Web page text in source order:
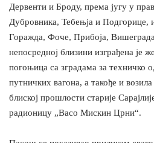
Дервенти и Броду, према југу у
Дубровника, Тебењја и Подгорице,
Горажда, Фоче, Прибоја, Вишеграда
непосредној близини изграђена је
погоњица са зградама за техничко
путничких вагона, а такође и
блиској прошлости старије
радионицу „Васо Мискин Црни“.